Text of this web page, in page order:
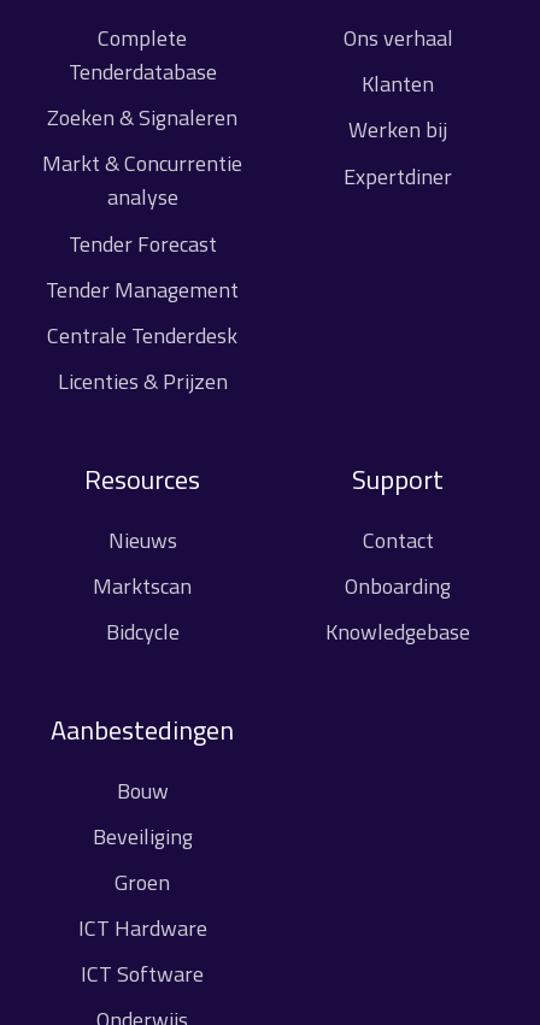
Complete
Tenderdatabase
Zoeken & Signaleren
Markt & Concurrentie
analyse
Tender Forecast
Tender Management
Centrale Tenderdesk
Licenties & Prijzen
Ons verhaal
Klanten
Werken bij
Expertdiner
Resources
Nieuws
Marktscan
Bidcycle
Support
Contact
Onboarding
Knowledgebase
Aanbestedingen
Bouw
Beveiliging
Groen
ICT Hardware
ICT Software